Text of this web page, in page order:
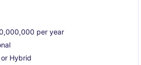
per year
Hybrid